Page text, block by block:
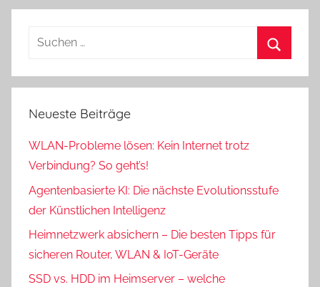
Suchen
Neueste Beiträge
WLAN-Probleme lösen: Kein Internet trotz
Verbindung? So geht’s!
Agentenbasierte KI: Die nächste Evolutionsstufe
der Künstlichen Intelligenz
Heimnetzwerk absichern – Die besten Tipps für
sicheren Router, WLAN & IoT-Geräte
SSD vs. HDD im Heimserver – welche